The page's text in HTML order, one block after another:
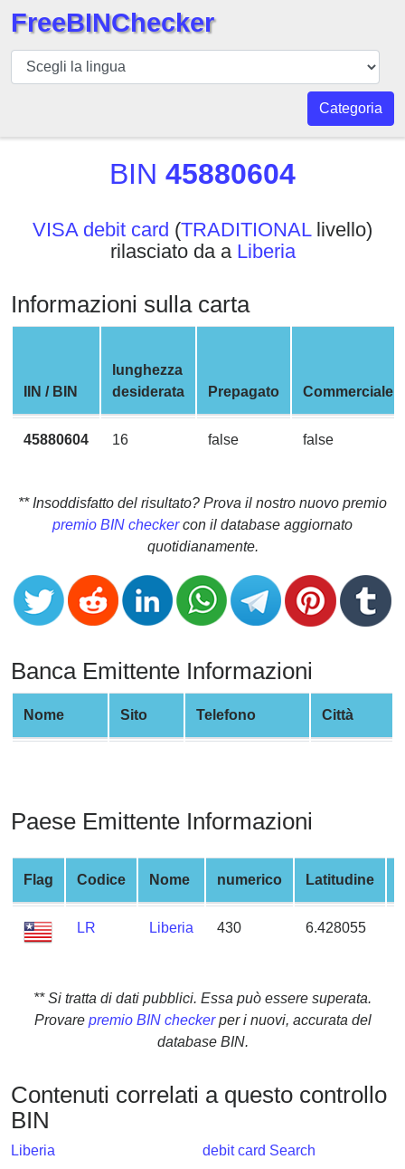
BIN
checker
API
BIN
BIN
CC
Generator
from
Credit
Validator
Credit
Card
Random
Credit
Card
Generator
Card
from
BIN
Credit
Card
Checker
Service
What
Address
?
IP
Lookup
FreeBINChecker
Categoria
BIN 45880604
VISA debit card (TRADITIONALlivello)
rilasciato da a Liberia
Informazioni sulla carta
IIN / BIN
lunghezza
desiderata
Prepagato Commerciale
45880604 16 false false
** Insoddisfatto del risultato? Prova il nostro nuovo premio
premio BIN checkercon il database aggiornato
quotidianamente.
Banca Emittente Informazioni
Nome Sito Telefono Città
Paese Emittente Informazioni
Flag Codice Nome numerico Latitudine
LR Liberia 430 6.428055
** Si tratta di dati pubblici. Essa può essere superata.
Provare premio BIN checkerper i nuovi, accurata del
database BIN.
Contenuti correlati a questo controllo
BIN
Liberia debit card Search